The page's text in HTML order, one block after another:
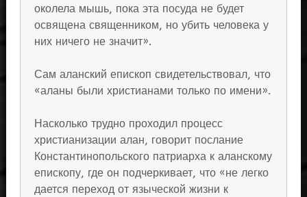
околела мышь, пока эта посуда не будет
освящена священником, но убить человека у
них ничего не значит».
Сам аланский епископ свидетельствовал, что
«аланы были христианами только по имени».
Насколько трудно проходил процесс
христианизации алан, говорит послание
Константинопольского патриарха к аланскому
епископу, где он подчеркивает, что «не легко
дается переход от языческой жизни к